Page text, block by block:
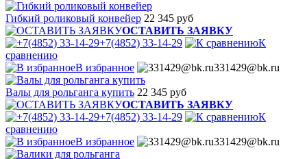
Гибкий роликовый конвейер 22 345 руб
ОСТАВИТЬ ЗАЯВКУ
+7(4852) 33-14-29
К
сравнению
В избранное
331429@bk.ru
Валы для рольганга купить 22 345 руб
ОСТАВИТЬ ЗАЯВКУ
+7(4852) 33-14-29
К
сравнению
В избранное
331429@bk.ru